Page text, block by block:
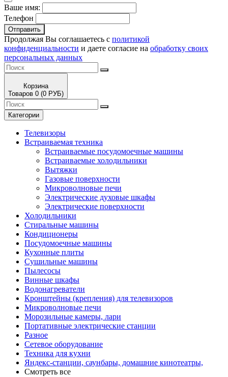
Ваше имя:
Телефон
Отправить
Продолжая Вы соглашаетесь с политикой
конфиденциальности и даете согласие на обработку своих
персональных данных
Корзина
Товаров 0 (0 РУБ)
Категории
Телевизоры
Встраиваемая техника
Встраиваемые посудомоечные машины
Встраиваемые холодильники
Вытяжки
Газовые поверхности
Микроволновые печи
Электрические духовые шкафы
Электрические поверхности
Холодильники
Стиральные машины
Кондиционеры
Посудомоечные машины
Кухонные плиты
Сушильные машины
Пылесосы
Винные шкафы
Водонагреватели
Кронштейны (крепления) для телевизоров
Микроволновые печи
Морозильные камеры, лари
Портативные электрические станции
Разное
Сетевое оборудование
Техника для кухни
Яндекс-станции, саунбары, домашние кинотеатры,
Смотреть все